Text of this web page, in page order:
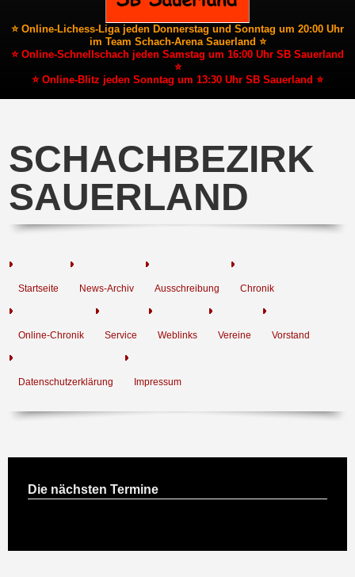
⭐ Online-Lichess-Liga jeden Donnerstag und Sonntag um 20:00 Uhr
im Team Schach-Arena Sauerland ⭐
⭐ Online-Schnellschach jeden Samstag um 16:00 Uhr SB Sauerland
⭐
⭐ Online-Blitz jeden Sonntag um 13:30 Uhr SB Sauerland ⭐
SCHACHBEZIRK
SAUERLAND
Startseite News-Archiv Ausschreibung Chronik
Online-Chronik Service Weblinks Vereine Vorstand
Datenschutzerklärung Impressum
Die nächsten Termine